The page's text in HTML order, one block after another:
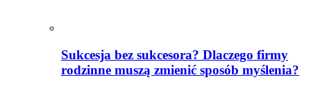
Sukcesja bez sukcesora? Dlaczego firmy
rodzinne muszą zmienić sposób myślenia?